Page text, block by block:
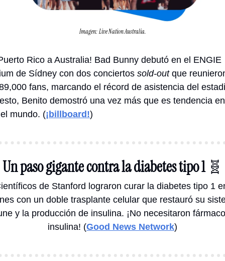
Imagen: Live Nation Australia.
Rico a Australia! Bad Bunny debutó en el ENGIE
de Sídney con dos conciertos sold-out que
fans, marcando el récord de asistencia del
Benito demostró una vez más que es tendencia en
mundo. (¡billboard!)
Un paso gigante contra la diabetes tipo 1 🧬
de Stanford lograron curar la diabetes tipo 1
con un doble trasplante celular que restauró su
y la producción de insulina. ¡No necesitaron
insulina! (Good News Network)